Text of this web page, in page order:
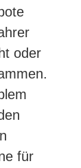
oder
für